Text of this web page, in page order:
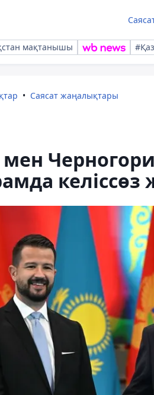
мақтанышы
Саясат жаңалықтары
келіссөз